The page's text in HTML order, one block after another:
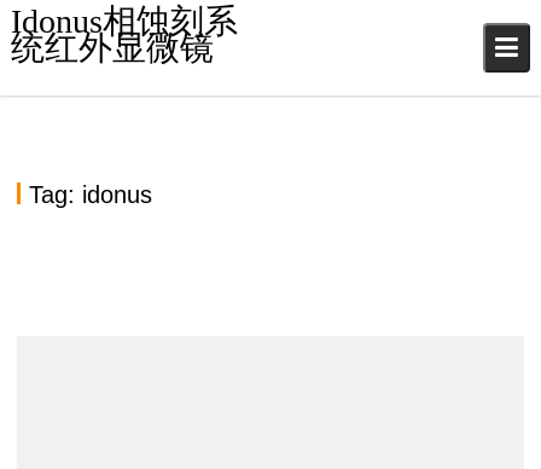
S
p
Idonus相蚀刻系
统红外显微镜
Tag: idonus